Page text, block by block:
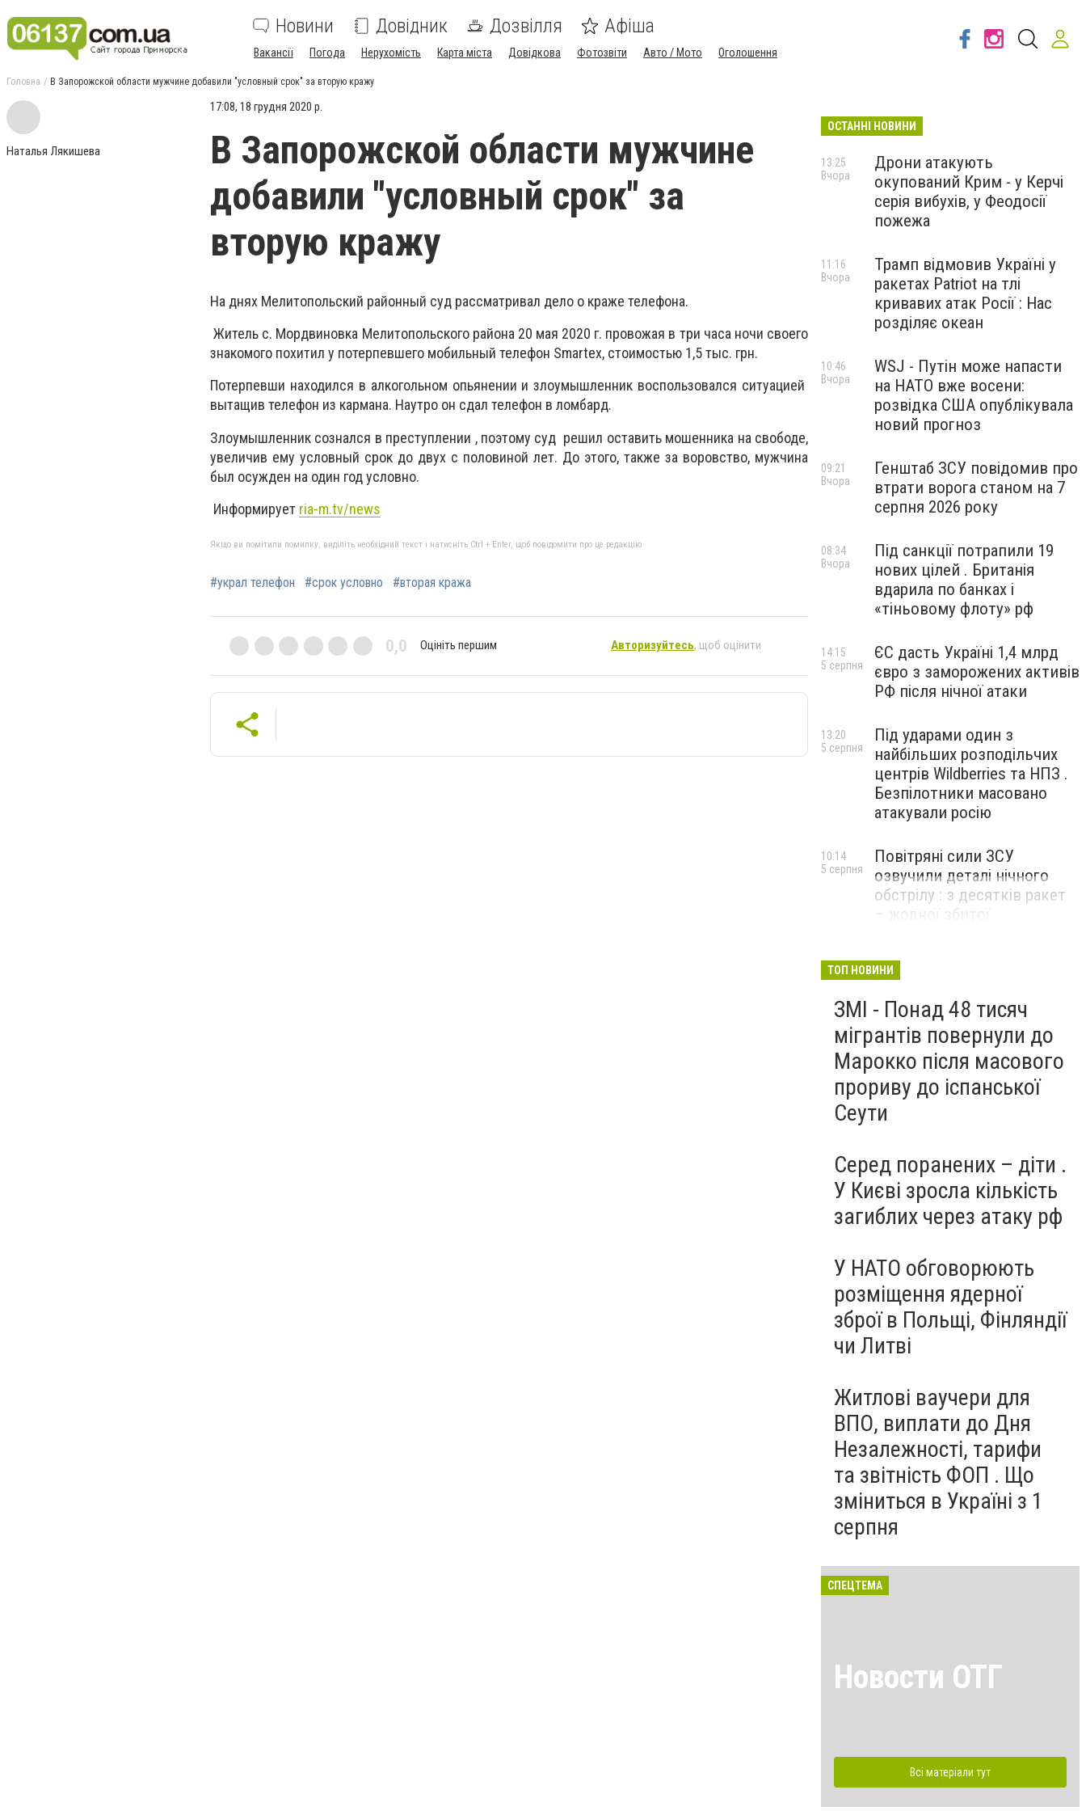
Новини Довідник Дозвілля Афіша
Вакансії Погода Нерухомість Карта міста Довідкова Фотозвіти Авто / Мото Оголошення
Головна В Запорожской области мужчине добавили "условный срок" за вторую кражу
Наталья Лякишева
17:08, 18 грудня 2020 р.
В Запорожской области мужчине
добавили "условный срок" за
вторую кражу
На днях Мелитопольский районный суд рассматривал дело о краже телефона.
Житель с. Мордвиновка Мелитопольского района 20 мая 2020 г. провожая в три часа ночи своего
знакомого похитил у потерпевшего мобильный телефон Smartex, стоимостью 1,5 тыс. грн.
Потерпевши находился в алкогольном опьянении и злоумышленник воспользовался ситуацией
вытащив телефон из кармана. Наутро он сдал телефон в ломбард.
Злоумышленник сознался в преступлении , поэтому суд решил оставить мошенника на свободе,
увеличив ему условный срок до двух с половиной лет. До этого, также за воровство, мужчина
был осужден на один год условно.
Информирует ria-m.tv/news
Якщо ви помітили помилку, виділіть необхідний текст і натисніть Ctrl + Enter, щоб повідомити про це редакцію
#украл телефон #срок условно #вторая кража
0,0 Оцініть першим Авторизуйтесь, щоб оцінити
ОСТАННІ НОВИНИ
Дрони атакують
окупований Крим - у Керчі
серія вибухів, у Феодосії
пожежа
13:25
Вчора
Трамп відмовив Україні у
ракетах Patriot на тлі
кривавих атак Росії : Нас
розділяє океан
11:16
Вчора
WSJ - Путін може напасти
на НАТО вже восени:
розвідка США опублікувала
новий прогноз
10:46
Вчора
Генштаб ЗСУ повідомив про
втрати ворога станом на 7
серпня 2026 року
09:21
Вчора
Під санкції потрапили 19
нових цілей . Британія
вдарила по банках і
«тіньовому флоту» рф
08:34
Вчора
ЄС дасть Україні 1,4 млрд
євро з заморожених активів
РФ після нічної атаки
14:15
5 серпня
Під ударами один з
найбільших розподільчих
центрів Wildberries та НПЗ .
Безпілотники масовано
атакували росію
13:20
5 серпня
Повітряні сили ЗСУ
озвучили деталі нічного
обстрілу : з десятків ракет
– жодної збитої
10:14
5 серпня
ТОП НОВИНИ
ЗМІ - Понад 48 тисяч
мігрантів повернули до
Марокко після масового
прориву до іспанської
Сеути
Серед поранених – діти .
У Києві зросла кількість
загиблих через атаку рф
У НАТО обговорюють
розміщення ядерної
зброї в Польщі, Фінляндії
чи Литві
Житлові ваучери для
ВПО, виплати до Дня
Незалежності, тарифи
та звітність ФОП . Що
зміниться в Україні з 1
серпня
СПЕЦТЕМА
Новости ОТГ
Всі матеріали тут